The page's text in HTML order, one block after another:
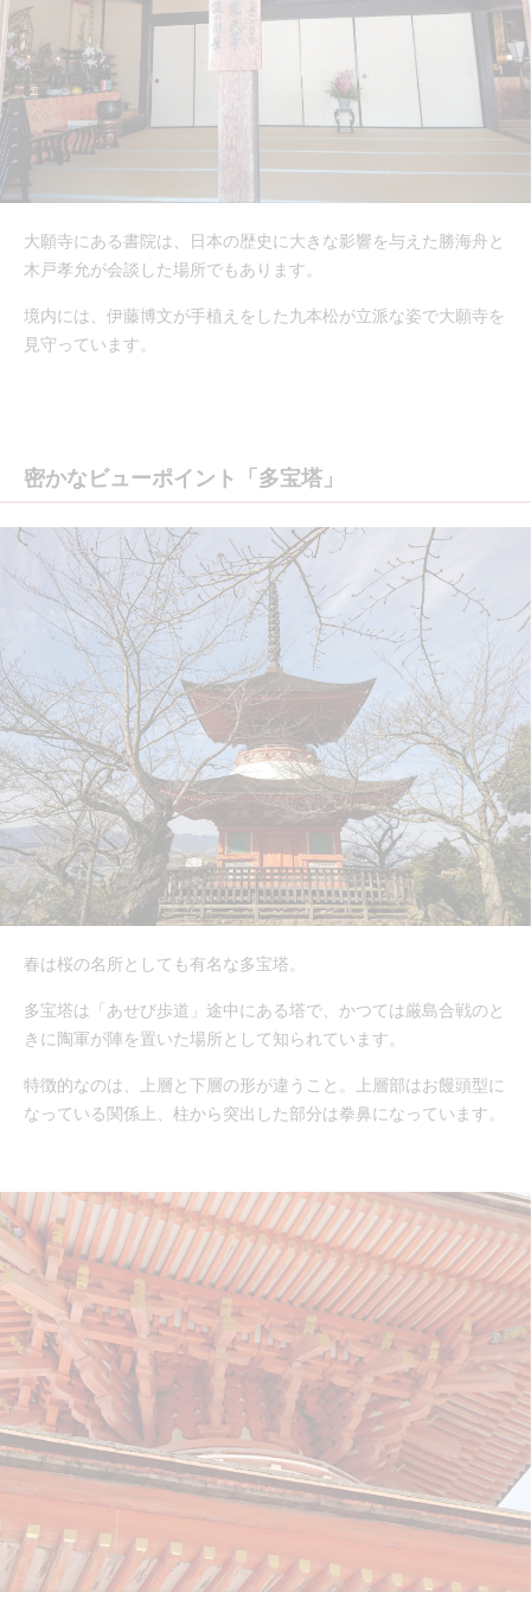
大願寺にある書院は、日本の歴史に大きな影響を与えた勝海舟と
木戸孝允が会談した場所でもあります。
境内には、伊藤博文が手植えをした九本松が立派な姿で大願寺を
見守っています。
密かなビューポイント「多宝塔」
春は桜の名所としても有名な多宝塔。
多宝塔は「あせび歩道」途中にある塔で、かつては厳島合戦のと
きに陶軍が陣を置いた場所として知られています。
特徴的なのは、上層と下層の形が違うこと。上層部はお饅頭型に
なっている関係上、柱から突出した部分は拳鼻になっています。